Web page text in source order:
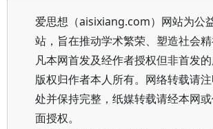
爱思想（aisixiang.com）网站为公
站，旨在推动学术繁荣、塑造社会精
凡本网首发及经作者授权但非首发的
版权归作者本人所有。网络转载请
处并保持完整，纸媒转载请经本网
面授权。